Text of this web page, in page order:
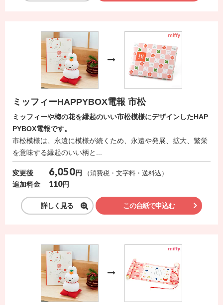
ミッフィーHAPPYBOX電報 市松
ミッフィーや梅の花を縁起のいい市松模様にデザインしたHAP
PYBOX電報です。
市松模様は、永遠に模様が続くため、永遠や発展、拡大、繁栄
を意味する縁起のいい柄と...
変更後 6,050円
（消費税・文字料・送料込）
追加料金
110円
詳しく見る この台紙で申込む